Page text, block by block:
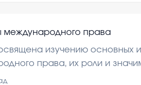
международного права
изучению основных
права, их роли и
международных